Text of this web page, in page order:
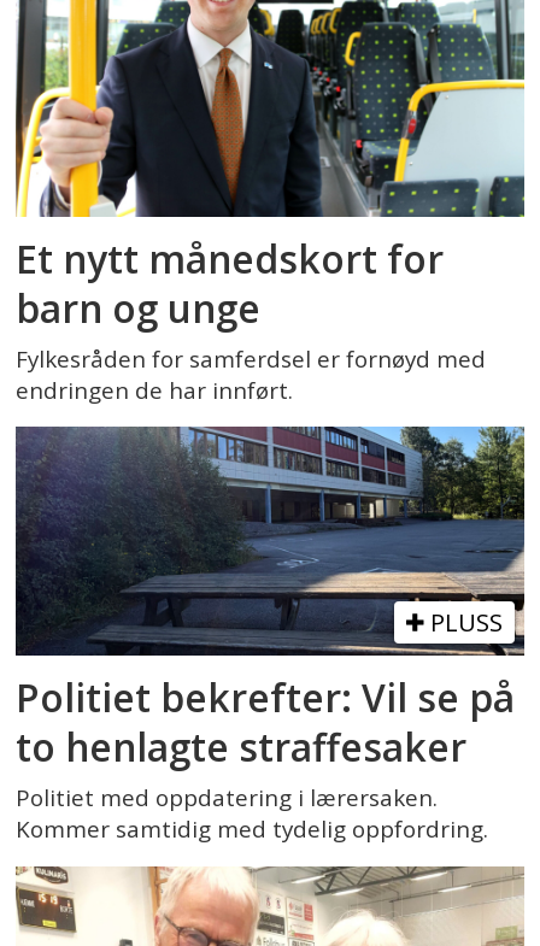
Et nytt månedskort for
barn og unge
Fylkesråden for samferdsel er fornøyd med
endringen de har innført.
PLUSS
Politiet bekrefter: Vil se på
to henlagte straffesaker
Politiet med oppdatering i lærersaken.
Kommer samtidig med tydelig oppfordring.